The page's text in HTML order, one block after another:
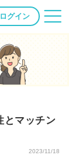
ログイン
とマッチン
2023/11/18